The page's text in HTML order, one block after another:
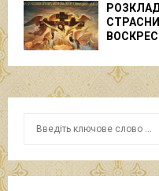
r